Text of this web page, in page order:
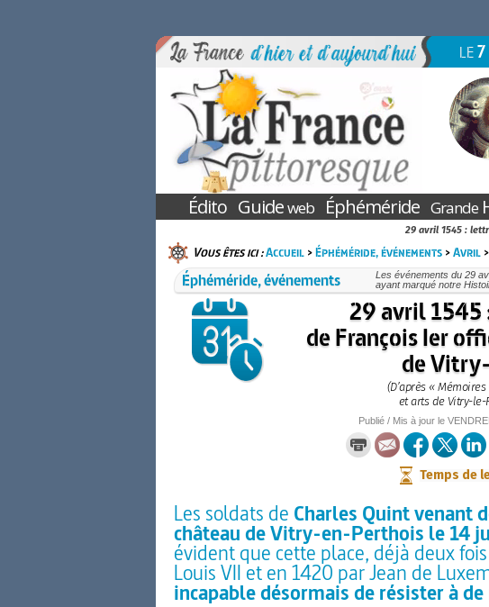
LE
Édito Guideweb Éphéméride Grande
29 avril 1545 :
Vous êtes ici :Accueil>Éphéméride, événements>Avril>
Éphéméride, événements
Les événements du 29
ayant marqué notre
29 avril 1545
de François Ier
de
(D’après «
et arts de Vitry-le-
Publié / Mis à jour le
Temps de
Les soldats de Charles Quint venant
château de Vitry-en-Perthois le 14
évident que cette place, déjà deux
Louis VII et en 1420 par Jean de
incapable désormais de résister à